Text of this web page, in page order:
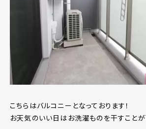
こちらはバルコニーとなっております！
お天気のいい日はお洗濯ものを干すことが